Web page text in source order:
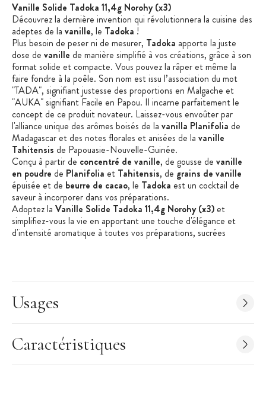
Vanille Solide Tadoka 11,4g Norohy (x3)
Découvrez la dernière invention qui révolutionnera la cuisine des
adeptes de la vanille, le Tadoka !
Plus besoin de peser ni de mesurer, Tadoka apporte la juste
dose de vanille de manière simplifié à vos créations, grâce à son
format solide et compacte. Vous pouvez la râper et même la
faire fondre à la poêle. Son nom est issu l’association du mot
"TADA", signifiant justesse des proportions en Malgache et
"AUKA" signifiant Facile en Papou. Il incarne parfaitement le
concept de ce produit novateur. Laissez-vous envoûter par
l'alliance unique des arômes boisés de la vanilla Planifolia de
Madagascar et des notes florales et anisées de la vanille
Tahitensis de Papouasie-Nouvelle-Guinée.
Conçu à partir de concentré de vanille, de gousse de vanille
en poudre de Planifolia et Tahitensis, de grains de vanille
épuisée et de beurre de cacao, le Tadoka est un cocktail de
saveur à incorporer dans vos préparations.
Adoptez la Vanille Solide Tadoka 11,4g Norohy(x3) et
simplifiez-vous la vie en apportant une touche d'élégance et
d'intensité aromatique à toutes vos préparations, sucrées
dans votrechocolat chaud, enrâpantdélicatement un galet de
Gagnez du temps et conservez la puissance aromatique de la
sse de vanille
dosage idéalest de 1 à 2 galets de 4 g par kg de préparation,
offrant une facilité d'utilisation inégalée.
Norohy, la marquefrançaisederrière cette prouesse culinaire,
s'engage àvousproposerunproduitClean Labelissus de
Usages
Caractéristiques